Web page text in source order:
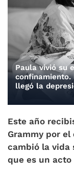
Paula vivió su
confinamiento.
llegó la
Este año
Grammy por el
cambió la vida
que es un